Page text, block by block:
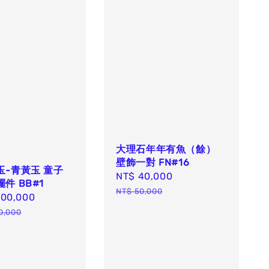
-青黃玉 童子
件 BB#1
大理石年年有魚（餘）
壁飾一對 FN#16
Sale
price
NT$ 40,000
NT$ 50,000